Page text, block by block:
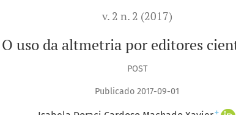
v. 2 n. 2 (2017)
O uso da altmetria por editores
POST
Publicado 2017-09-01
+